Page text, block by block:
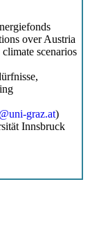
over Austria
scenarios
graz.at)
Innsbruck